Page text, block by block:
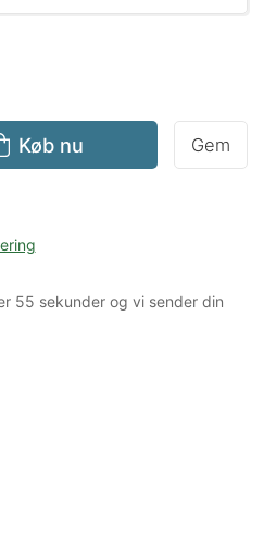
Køb nu Gem
55 sekunder og vi sender din